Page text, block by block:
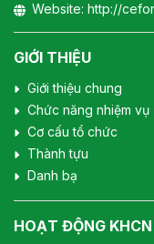
Website: http://
GIỚI THIỆU
Giới thiệu chung
Chức năng nhiệm vụ
Cơ cấu tổ chức
Thành tựu
Danh bạ
HOẠT ĐỘNG KHCN